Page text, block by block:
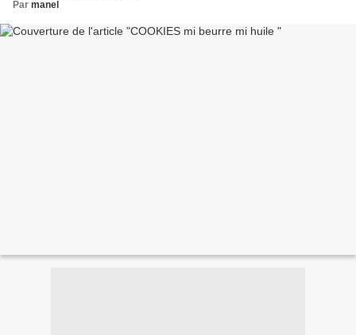
Par manel